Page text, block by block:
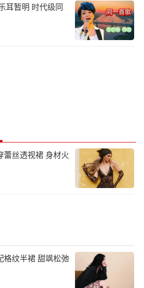
耳暂明 时代级同
蕾丝透视裙 身材火
格纹半裙 甜飒松弛